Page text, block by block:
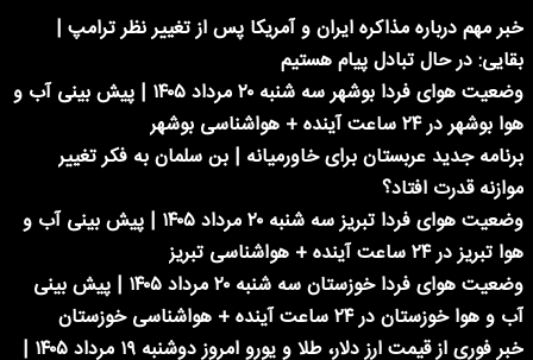
خبر مهم درباره مذاکره ایران و آمریکا پس از تغییر نظر ترامپ |
بقایی: در حال تبادل پیام هستیم
وضعیت هوای فردا بوشهر سه شنبه ۲۰ مرداد ۱۴۰۵ | پیش بینی آب و
هوا بوشهر در ۲۴ ساعت آینده + هواشناسی بوشهر
برنامه جدید عربستان برای خاورمیانه | بن سلمان به فکر تغییر
موازنه قدرت افتاد؟
وضعیت هوای فردا تبریز سه شنبه ۲۰ مرداد ۱۴۰۵ | پیش بینی آب و
هوا تبریز در ۲۴ ساعت آینده + هواشناسی تبریز
وضعیت هوای فردا خوزستان سه شنبه ۲۰ مرداد ۱۴۰۵ | پیش بینی
آب و هوا خوزستان در ۲۴ ساعت آینده + هواشناسی خوزستان
خبر فوری از قیمت ارز دلار، طلا و یورو امروز دوشنبه ۱۹ مرداد ۱۴۰۵ |